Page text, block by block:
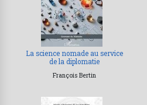
La science nomade au service
de la diplomatie
François Bertin